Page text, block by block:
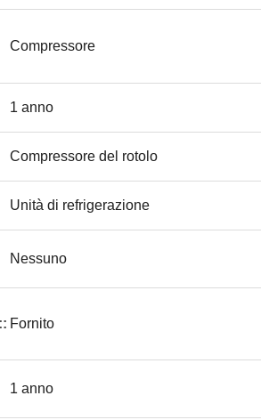
Compressore
1 anno
Compressore del rotolo
Unità di refrigerazione
Nessuno
Fornito
1 anno